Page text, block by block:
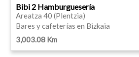
Bibi 2 Hamburguesería
Areatza 40 (Plentzia)
Bares y cafeterías en Bizkaia
3,003.08 Km